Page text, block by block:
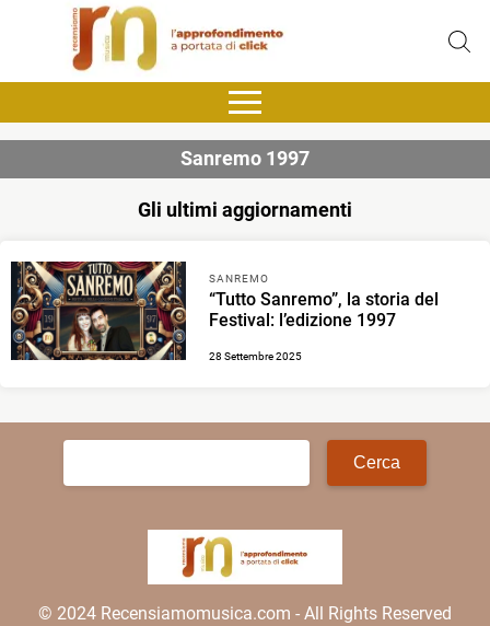
Sanremo 1997
Gli ultimi aggiornamenti
SANREMO
“Tutto Sanremo”, la storia del
Festival: l’edizione 1997
28 Settembre 2025
Ricerca
© 2024 Recensiamomusica.com - All Rights Reserved